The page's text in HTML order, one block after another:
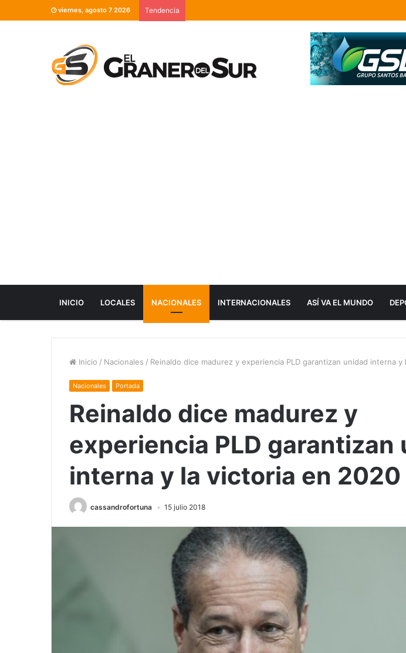
viernes, agosto 7 2026 Tendencia
INICIO LOCALES NACIONALES INTERNACIONALES ASÍ VA EL MUNDO
Inicio / Nacionales / Reinaldo dice madurez y experiencia PLD garantizan unidad interna
Nacionales Portada
Reinaldo dice madurez y
experiencia PLD garantizan
interna y la victoria en 2020
cassandrofortuna 15 julio 2018